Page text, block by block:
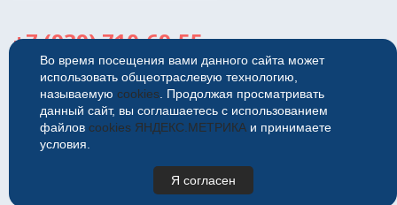
+7 (939) 710-69-55
Россия, г. Самара, ул.
Красноармейская, 1П
© 2026Политика
конфиденциальности
Во время посещения вами данного сайта может
использовать общеотраслевую технологию,
называемую cookies . Продолжая просматривать
данный сайт, вы соглашаетесь с использованием
файлов cookies ЯНДЕКС.МЕТРИКА и принимаете
условия.
Я согласен